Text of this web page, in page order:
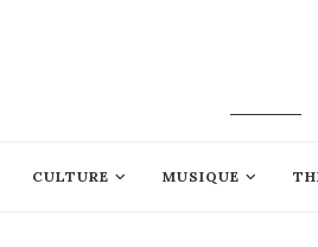
CULTURE MUSIQUE